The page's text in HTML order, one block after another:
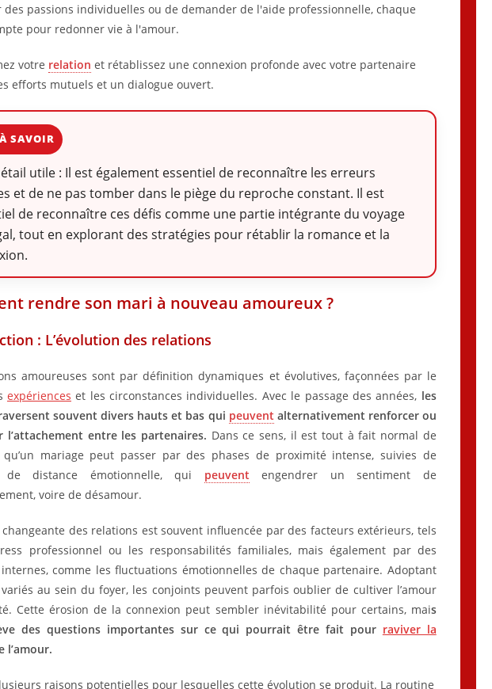
des passions individuelles ou de demander de l'aide professionnelle, chaque
pour redonner vie à l'amour.
votre relation et rétablissez une connexion profonde avec votre partenaire
efforts mutuels et un dialogue ouvert.
SAVOIR
utile : Il est également essentiel de reconnaître les erreurs
et de ne pas tomber dans le piège du reproche constant. Il est
de reconnaître ces défis comme une partie intégrante du voyage
tout en explorant des stratégies pour rétablir la romance et la
rendre son mari à nouveau amoureux ?
: L’évolution des relations
amoureuses sont par définition dynamiques et évolutives, façonnées par le
expériences et les circonstances individuelles. Avec le passage des années, les
souvent divers hauts et bas qui peuvent alternativement renforcer ou
l’attachement entre les partenaires. Dans ce sens, il est tout à fait normal de
qu’un mariage peut passer par des phases de proximité intense, suivies de
de distance émotionnelle, qui peuvent engendrer un sentiment de
voire de désamour.
des relations est souvent influencée par des facteurs extérieurs, tels
professionnel ou les responsabilités familiales, mais également par des
comme les fluctuations émotionnelles de chaque partenaire. Adoptant
au sein du foyer, les conjoints peuvent parfois oublier de cultiver l’amour
Cette érosion de la connexion peut sembler inévitabilité pour certains, mais
des questions importantes sur ce qui pourrait être fait pour raviver la
l’amour.
raisons potentielles pour lesquelles cette évolution se produit. La routine